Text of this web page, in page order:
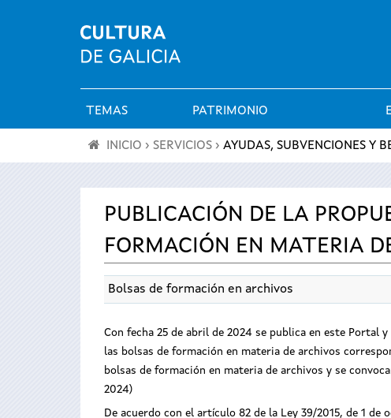
Menú
principal
TEMAS PATRIMONIO
encuentra
usted
aquí
INICIO › SERVICIOS › AYUDAS, SUBVENCIONES Y
PUBLICACIÓN DE LA
FORMACIÓN EN MATERIA
Bolsas de formación en archivos
Con fecha 25 de abril de 2024 se publica en este Portal
las bolsas de formación en materia de archivos
bolsas de formación en materia de archivos y se
2024)
De acuerdo con el artículo 82 de la Ley 39/2015, de 1